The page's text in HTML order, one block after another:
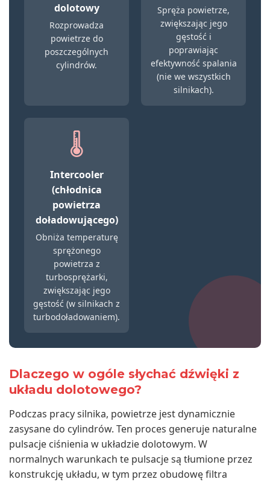
dolotowy
Rozprowadza
powietrze do
poszczególnych
cylindrów.
Spręża powietrze,
zwiększając jego
gęstość i
poprawiając
efektywność spalania
(nie we wszystkich
silnikach).
🌡️
Intercooler
(chłodnica
powietrza
doładowującego)
Obniża temperaturę
sprężonego
powietrza z
turbosprężarki,
zwiększając jego
gęstość (w silnikach z
turbodoładowaniem).
Dlaczego w ogóle słychać dźwięki z
układu dolotowego?
Podczas pracy silnika, powietrze jest dynamicznie
zasysane do cylindrów. Ten proces generuje naturalne
pulsacje ciśnienia w układzie dolotowym. W
normalnych warunkach te pulsacje są tłumione przez
konstrukcję układu, w tym przez obudowę filtra